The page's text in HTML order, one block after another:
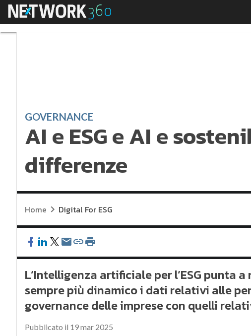
Menu
GOVERNANCE
AI e ESG e AI e
differenze
Home Digital For ESG
L’Intelligenza artificiale per l’ESG punta
sempre più dinamico i dati relativi alle
governance delle imprese con quelli
Pubblicato il 19 mar 2025